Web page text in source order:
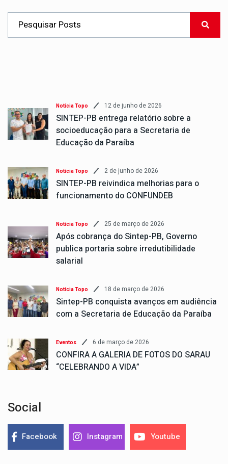
Notícia Topo 12 de junho de 2026
SINTEP-PB entrega relatório sobre a
socioeducação para a Secretaria de
Educação da Paraíba
Notícia Topo 2 de junho de 2026
SINTEP-PB reivindica melhorias para o
funcionamento do CONFUNDEB
Notícia Topo 25 de março de 2026
Após cobrança do Sintep-PB, Governo
publica portaria sobre irredutibilidade
salarial
Notícia Topo 18 de março de 2026
Sintep-PB conquista avanços em audiência
com a Secretaria de Educação da Paraíba
Eventos 6 de março de 2026
CONFIRA A GALERIA DE FOTOS DO SARAU
“CELEBRANDO A VIDA”
Social
Facebook Instagram Youtube